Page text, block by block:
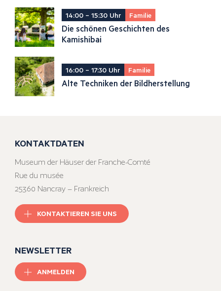
14:00 – 15:30 Uhr Familie
Die schönen Geschichten des
Kamishibai
16:00 – 17:30 Uhr Familie
Alte Techniken der Bildherstellung
KONTAKTDATEN
Museum der Häuser der Franche-Comté
Rue du musée
25360 Nancray – Frankreich
KONTAKTIEREN SIE UNS
NEWSLETTER
ANMELDEN